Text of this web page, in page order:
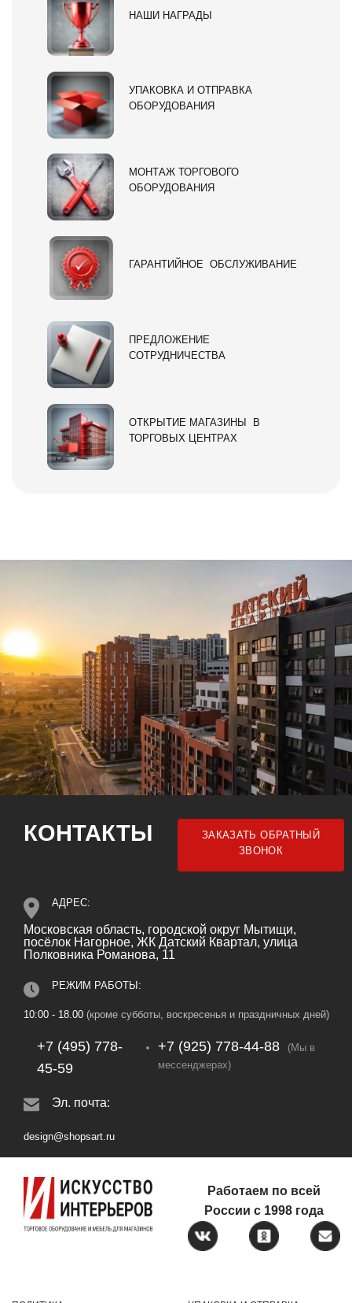
НАШИ НАГРАДЫ
УПАКОВКА И ОТПРАВКА
ОБОРУДОВАНИЯ
МОНТАЖ ТОРГОВОГО
ОБОРУДОВАНИЯ
ГАРАНТИЙНОЕ ОБСЛУЖИВАНИЕ
ПРЕДЛОЖЕНИЕ
СОТРУДНИЧЕСТВА
ОТКРЫТИЕ МАГАЗИНЫ В
ТОРГОВЫХ ЦЕНТРАХ
КОНТАКТЫ
ЗАКАЗАТЬ ОБРАТНЫЙ
ЗВОНОК
АДРЕС:
Московская область, городской округ Мытищи,
посёлок Нагорное, ЖК Датский Квартал, улица
Полковника Романова, 11
РЕЖИМ РАБОТЫ:
10:00 - 18.00 (кроме субботы, воскресенья и праздничных дней)
+7 (495) 778-
45-59
+7 (925) 778‑44‑88
(Мы в
мессенджерах)
Эл. почта:
design@shopsart.ru
Работаем по всей
России с 1998 года